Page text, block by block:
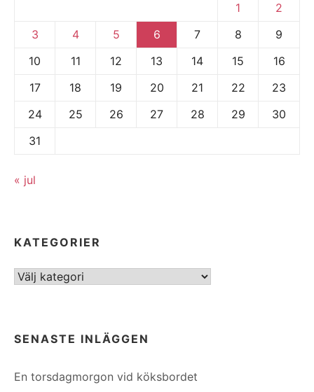
1
2
3
4 5 6 7 8
9
10
11 12 13 14 15
16
17
18 19 20 21 22
23
24
25 26 27 28 29
30
31
« jul
KATEGORIER
Kategorier
SENASTE INLÄGGEN
En torsdagmorgon vid köksbordet